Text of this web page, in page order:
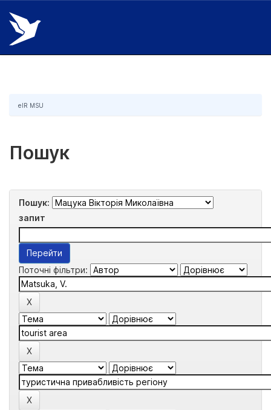
Skip
navigation
eIR MSU
Пошук
Пошук:
запит
Поточні фільтри: